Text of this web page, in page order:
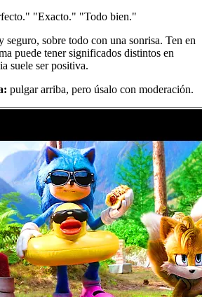
"Exacto." "Todo bien."
seguro, sobre todo con una sonrisa. Ten en
puede tener significados distintos en
suele ser positiva.
pulgar arriba, pero úsalo con moderación.